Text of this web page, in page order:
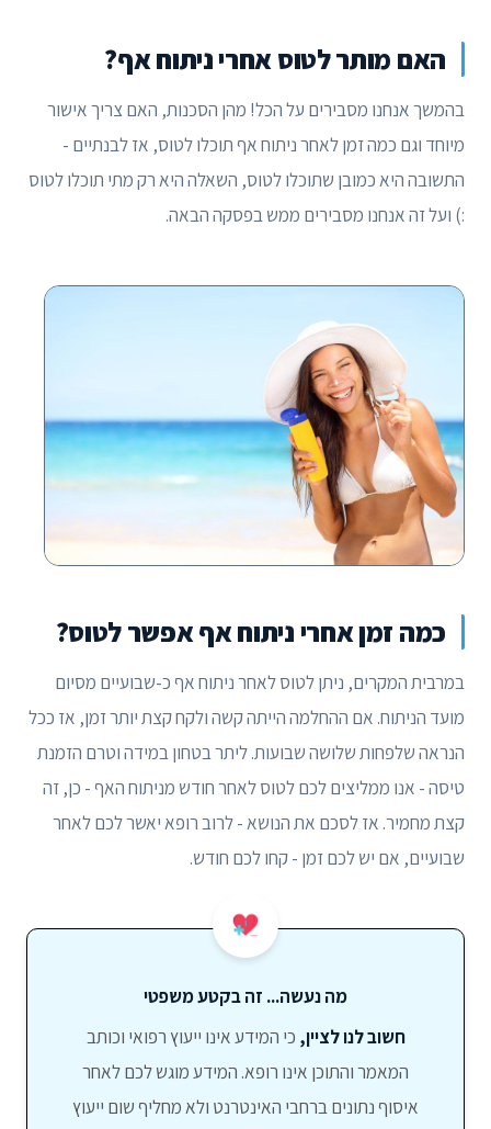
האם מותר לטוס אחרי ניתוח אף?
בהמשך אנחנו מסבירים על הכל! מהן הסכנות, האם צריך אישור
מיוחד וגם כמה זמן לאחר ניתוח אף תוכלו לטוס, אז לבנתיים -
התשובה היא כמובן שתוכלו לטוס, השאלה היא רק מתי תוכלו לטוס
:) ועל זה אנחנו מסבירים ממש בפסקה הבאה.
כמה זמן אחרי ניתוח אף אפשר לטוס?
במרבית המקרים, ניתן לטוס לאחר ניתוח אף כ-שבועיים מסיום
מועד הניתוח. אם ההחלמה הייתה קשה ולקח קצת יותר זמן, אז ככל
הנראה שלפחות שלושה שבועות. ליתר בטחון במידה וטרם הזמנת
טיסה - אנו ממליצים לכם לטוס לאחר חודש מניתוח האף - כן, זה
קצת מחמיר. אז לסכם את הנושא - לרוב רופא יאשר לכם לאחר
שבועיים, אם יש לכם זמן - קחו לכם חודש.
מה נעשה... זה בקטע משפטי
חשוב לנו לציין, כי המידע אינו ייעוץ רפואי וכותב
המאמר והתוכן אינו רופא. המידע מוגש לכם לאחר
איסוף נתונים ברחבי האינטרנט ולא מחליף שום ייעוץ